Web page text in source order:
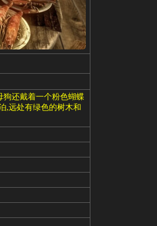
还戴着一个粉色蝴蝶
,远处有绿色的树木和